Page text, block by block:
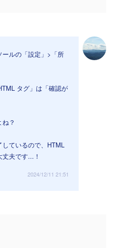
ルの「設定」>「所
タグ」は「確認が
？
ているので、HTML
夫です...！
2024/12/11 21:51